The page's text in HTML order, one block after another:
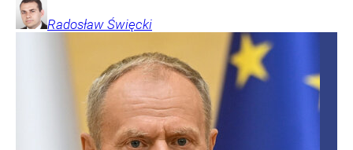
Radosław Święcki